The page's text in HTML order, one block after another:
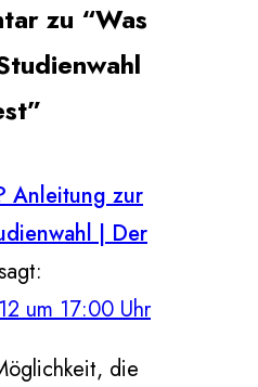
zu “Was
Anleitung zur
| Der
um 17:00 Uhr
die